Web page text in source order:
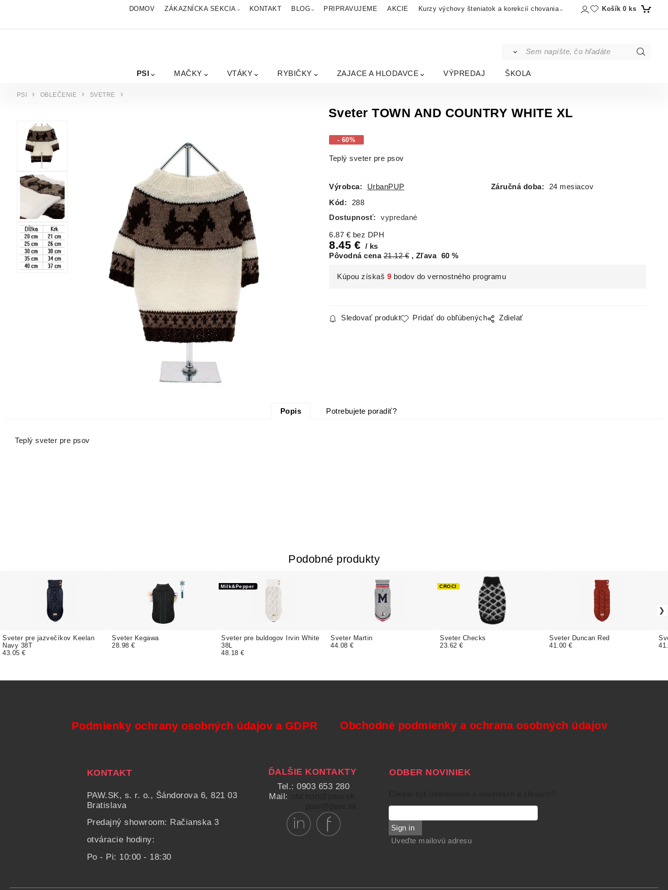
DOMOV ZÁKAZNÍCKA SEKCIA KONTAKT BLOG PRIPRAVUJEME AKCIE Kurzy výchovy šteniatok a korekcií chovania Košík 0 ks
PSI MAČKY VTÁKY RYBIČKY ZAJACE A HLODAVCE VÝPREDAJ ŠKOLA
PSI OBLEČENIE SVETRE
Sveter TOWN AND COUNTRY WHITE XL
- 60%
Teplý sveter pre psov
Výrobca: UrbanPUP Záručná doba:
24 mesiacov
Kód:
288
Dostupnosť:
vypredané
6.87 € bez DPH
8.45 €
ks
Pôvodná cena 21.12€ Zľava 60 %
Kúpou získaš 9 bodov do vernostného programu
Sledovať produkt Pridať do obľúbených Zdielať
Popis Potrebujete poradiť?
Teplý sveter pre psov
Podobné produkty
Sveter pre jazvečíkov Keelan
Navy 38T
43.05 €
Sveter Kegawa
28.98 €
Sveter pre buldogov Irvin White
38L
Milk&Pepper
48.18 €
Sveter Martin
44.08 €
Sveter Checks
CROCI
23.62 €
Sveter Duncan Red
41.00 €
Podmienky ochrany osobných údajov a GDPR Obchodné podmienky a ochrana osobných údajov
KONTAKT
PAW.SK, s. r. o., Šándorova 6, 821 03
Bratislava
Predajný showroom: Račianska 3
otváracie hodiny:
Po - Pi: 10:00 - 18:30
ĎALŠIE KONTAKTY
Tel.: 0903 653 280
Mail:
ODBER NOVINIEK
Sign in
Uveďte mailovú adresu